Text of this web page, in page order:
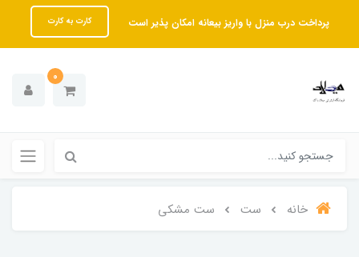
پرداخت درب منزل با واریز بیعانه امکان پذیر است کارت به کارت
0
خانه ست ست مشکی